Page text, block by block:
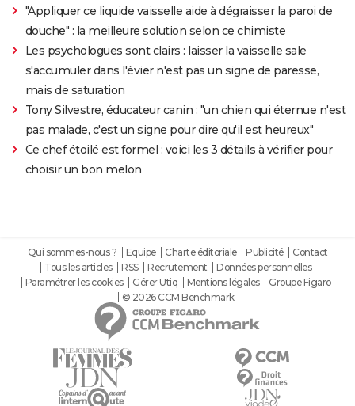
"Appliquer ce liquide vaisselle aide à dégraisser la paroi de
douche" : la meilleure solution selon ce chimiste
Les psychologues sont clairs : laisser la vaisselle sale
s'accumuler dans l'évier n'est pas un signe de paresse,
mais de saturation
Tony Silvestre, éducateur canin : "un chien qui éternue n'est
pas malade, c'est un signe pour dire qu'il est heureux"
Ce chef étoilé est formel : voici les 3 détails à vérifier pour
choisir un bon melon
Qui sommes-nous ? Equipe Charte éditoriale Publicité
Contact
Tous les articles
RSS Recrutement
Données personnelles
Paramétrer les cookies
Gérer Utiq Mentions légales
Groupe Figaro
© 2026 CCM Benchmark